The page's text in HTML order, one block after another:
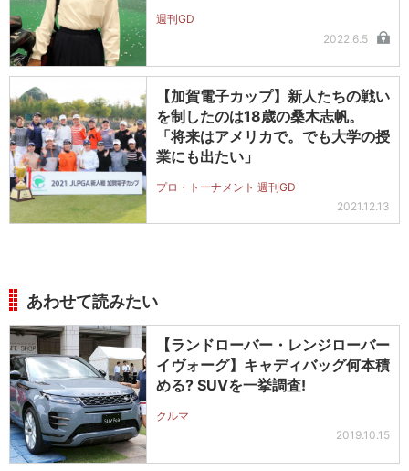
週刊GD
2022.6.5
【加賀電子カップ】新人たちの戦い
を制したのは18歳の桑木志帆。
「将来はアメリカで。でも大学の授
業にも出たい」
プロ・トーナメント 週刊GD
2021.12.13
あわせて読みたい
【ランドローバー・レンジローバー
イヴォーグ】キャディバッグ何本積
める? SUVを一挙調査!
クルマ
2019.10.15